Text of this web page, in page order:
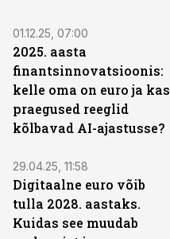
01.12.25, 07:00
2025. aasta
finantsinnovatsioonis:
kelle oma on euro ja kas
praegused reeglid
kõlbavad AI-ajastusse?
29.04.25, 11:58
Digitaalne euro võib
tulla 2028. aastaks.
Kuidas see muudab